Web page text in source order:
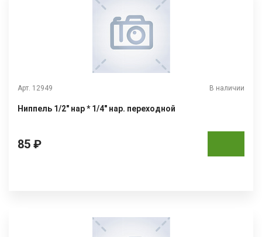
Арт. 12949 В наличии
Ниппель 1/2" нар * 1/4" нар. переходной
85 ₽